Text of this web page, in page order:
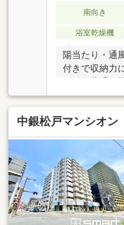
～～ 浴室
南向き
浴室乾燥機
陽当たり・通
付きで収納力
ます。北千住
ちろん、お買
はの充実した
中銀松戸マンシオン